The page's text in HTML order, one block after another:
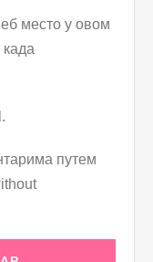
место у овом
путем